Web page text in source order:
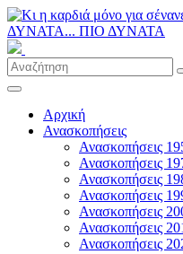
Αρχική
Ανασκοπήσεις
Ανασκοπήσεις
Ανασκοπήσεις
Ανασκοπήσεις
Ανασκοπήσεις
Ανασκοπήσεις
Ανασκοπήσεις
Ανασκοπήσεις